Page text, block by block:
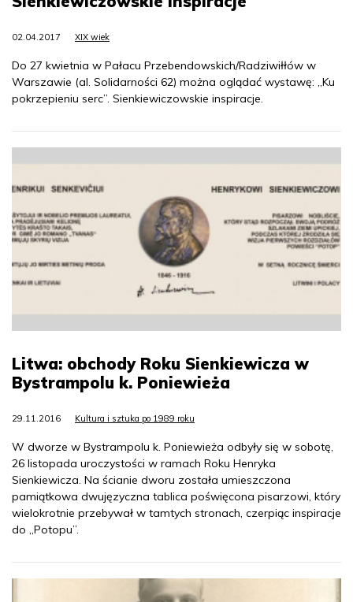
02.04.2017 XIX wiek
Do 27 kwietnia w Pałacu Przebendowskich/Radziwiłłów w
Warszawie (al. Solidarności 62) można oglądać wystawę: „Ku
pokrzepieniu serc”. Sienkiewiczowskie inspiracje.
Litwa: obchody Roku Sienkiewicza w
Bystrampolu k. Poniewieża
29.11.2016 Kultura i sztuka po 1989 roku
W dworze w Bystrampolu k. Poniewieża odbyły się w sobotę,
26 listopada uroczystości w ramach Roku Henryka
Sienkiewicza. Na ścianie dworu została umieszczona
pamiątkowa dwujęzyczna tablica poświęcona pisarzowi, który
wielokrotnie przebywał w tamtych stronach, czerpiąc inspiracje
do „Potopu”.